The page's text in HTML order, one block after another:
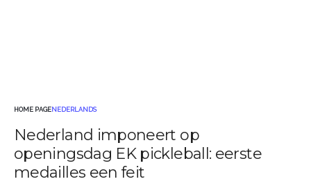
IN
HOME PAGE NEDERLANDS
Nederland imponeert op
openingsdag EK pickleball: eerste
medailles een feit